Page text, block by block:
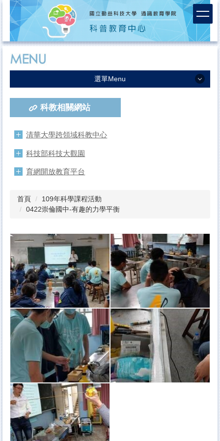
跳
到
主
要
內
容
區
選單Menu
服務團隊
課程活動成果
活動報名
連絡我們
科教相關網站
清華大學跨領域科教中心
科技部科技大觀園
育網開放教育平台
首頁
109年科學課程活動
0422崇倫國中-有趣的力學平衡